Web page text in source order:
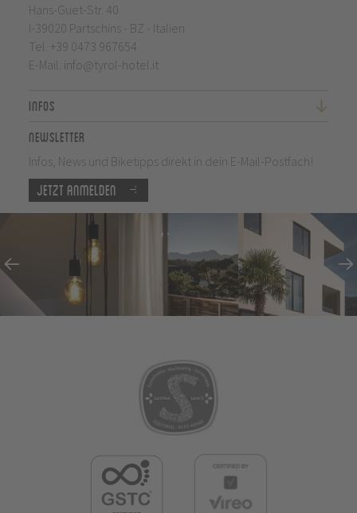
Hans-Guet-Str. 40
I-39020 Partschins - BZ - Italien
Tel. +39 0473 967654
E-Mail: info@tyrol-hotel.it
Infos
Newsletter
Infos, News und Biketipps direkt in dein E-Mail-Postfach!
Jetzt anmelden